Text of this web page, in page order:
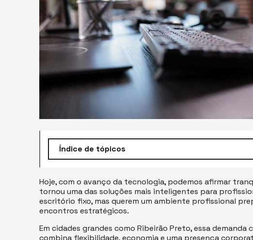
Índice de tópicos
Hoje, com o avanço da tecnologia, podemos afirmar
tornou uma das soluções mais inteligentes para
escritório fixo, mas querem um ambiente profissional
encontros estratégicos.
Em cidades grandes como Ribeirão Preto, essa
combina flexibilidade, economia e uma presença